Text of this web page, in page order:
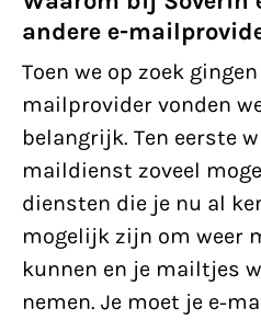
andere e-
Toen we op zoek
mailprovider vonden
belangrijk. Ten eerste
maildienst zoveel
diensten die je nu al
mogelijk zijn om weer
kunnen en je mailtjes
nemen. Je moet je e-